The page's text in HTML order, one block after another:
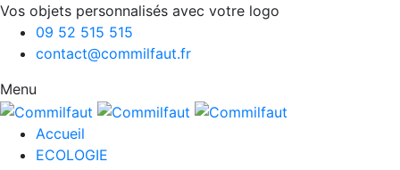
Vos objets personnalisés avec votre logo
09 52 515 515
contact@commilfaut.fr
Menu
Accueil
ECOLOGIE